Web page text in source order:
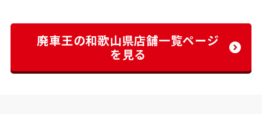
廃車王の和歌山県店舗一覧ページ
を見る